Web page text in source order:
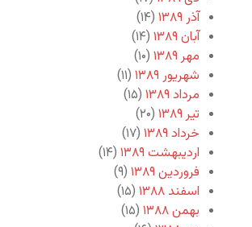
آذر ۱۳۸۹
(۱۴)
آبان ۱۳۸۹
(۱۴)
مهر ۱۳۸۹
(۱۰)
شهریور ۱۳۸۹
(۱۱)
مرداد ۱۳۸۹
(۱۵)
تیر ۱۳۸۹
(۲۰)
خرداد ۱۳۸۹
(۱۷)
اردیبهشت ۱۳۸۹
(۱۴)
فروردین ۱۳۸۹
(۹)
اسفند ۱۳۸۸
(۱۵)
بهمن ۱۳۸۸
(۱۵)